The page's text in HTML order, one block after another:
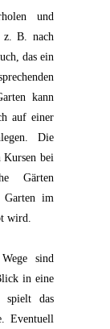
und
z. B. nach
das ein
kann
auf einer
Die
Kursen bei
Gärten
Garten im
wird.
sind
in eine
spielt das
Eventuell